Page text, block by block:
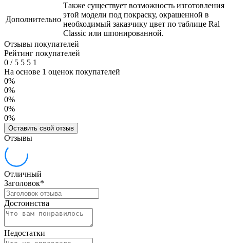
Дополнительно
Также существует возможность изготовления
этой модели под покраску, окрашенной в
необходимый заказчику цвет по таблице Ral
Classic или шпонированной.
Отзывы покупателей
Рейтинг покупателей
0 /5 5 5 1
На основе 1 оценок покупателей
0%
0%
0%
0%
0%
Оставить свой отзыв
Отзывы
Отличный
Заголовок*
Достоинства
Недостатки